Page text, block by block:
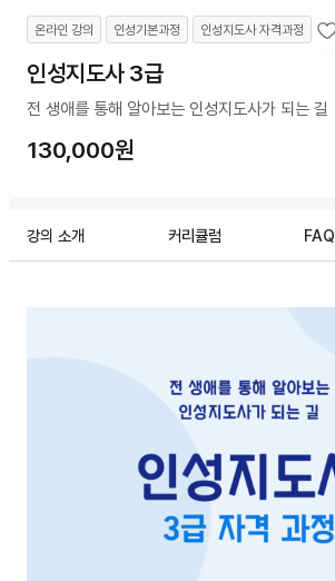
온라인 강의 인성기본과정 인성지도사 자격과정
인성지도사 3급
전 생애를 통해 알아보는 인성지도사가 되는 길
130,000원
강의 소개 커리큘럼 FAQ